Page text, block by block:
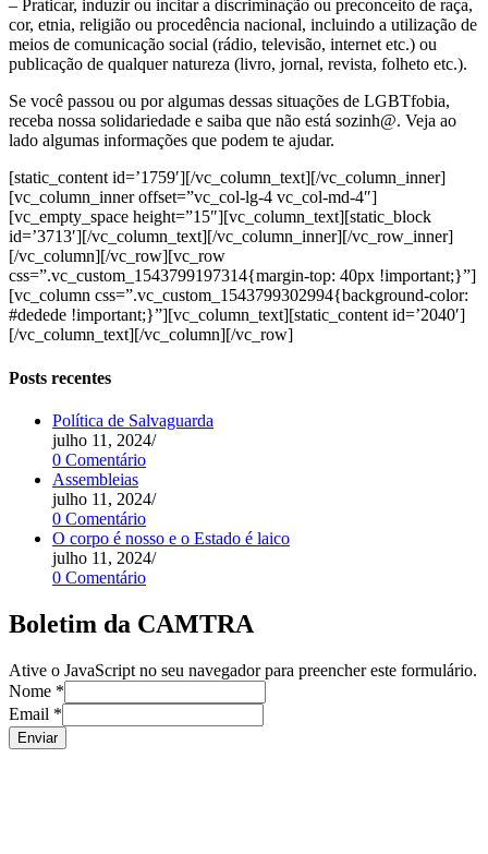
– Praticar, induzir ou incitar a discriminação ou preconceito de raça,
cor, etnia, religião ou procedência nacional, incluindo a utilização de
meios de comunicação social (rádio, televisão, internet etc.) ou
publicação de qualquer natureza (livro, jornal, revista, folheto etc.).
Se você passou ou por algumas dessas situações de LGBTfobia,
receba nossa solidariedade e saiba que não está sozinh@. Veja ao
lado algumas informações que podem te ajudar.
[static_content id=’1759′][/vc_column_text][/vc_column_inner]
[vc_column_inner offset=”vc_col-lg-4 vc_col-md-4″]
[vc_empty_space height=”15″][vc_column_text][static_block
id=’3713′][/vc_column_text][/vc_column_inner][/vc_row_inner]
[/vc_column][/vc_row][vc_row
css=”.vc_custom_1543799197314{margin-top: 40px !important;}”]
[vc_column css=”.vc_custom_1543799302994{background-color:
#dedede !important;}”][vc_column_text][static_content id=’2040′]
[/vc_column_text][/vc_column][/vc_row]
Posts recentes
Política de Salvaguarda
julho 11, 2024/
0 Comentário
Assembleias
julho 11, 2024/
0 Comentário
O corpo é nosso e o Estado é laico
julho 11, 2024/
0 Comentário
Boletim da CAMTRA
Ative o JavaScript no seu navegador para preencher este formulário.
Nome *
Email *
Enviar